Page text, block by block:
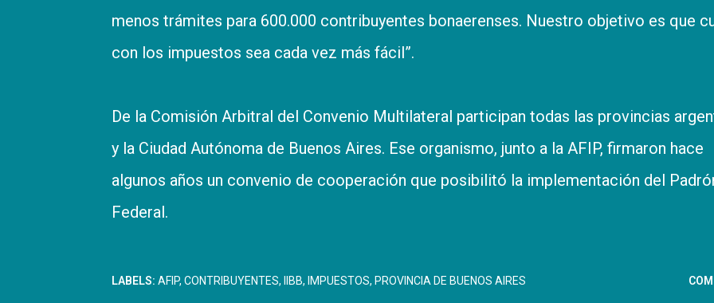
menos trámites para 600.000 contribuyentes bonaerenses. Nuestro objetivo es que
con los impuestos sea cada vez más fácil”.
De la Comisión Arbitral del Convenio Multilateral participan todas las provincias
y la Ciudad Autónoma de Buenos Aires. Ese organismo, junto a la AFIP, firmaron hace
algunos años un convenio de cooperación que posibilitó la implementación del
Federal.
LABELS: AFIP CONTRIBUYENTES IIBB IMPUESTOS PROVINCIA DE BUENOS AIRES